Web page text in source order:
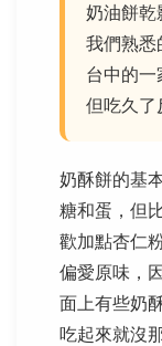
奶油餅乾
我們熟悉
台中的一
但吃久了
奶酥餅的基
糖和蛋，但
歡加點杏仁
偏愛原味，
面上有些奶
吃起來就沒